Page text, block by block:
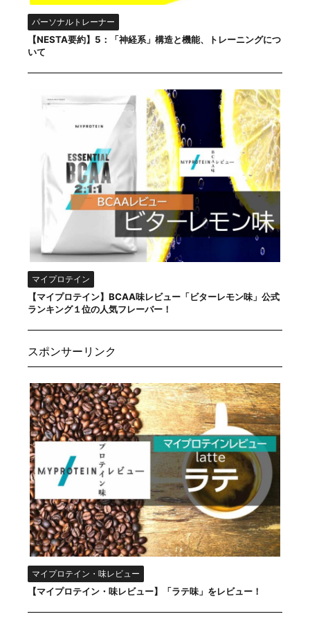
パーソナルトレーナー
【NESTA要約】5：「神経系」構造と機能、トレーニングにつ
いて
マイプロテイン
【マイプロテイン】BCAA味レビュー「ビターレモン味」公式
ランキング１位の人気フレーバー！
スポンサーリンク
マイプロテイン・味レビュー
【マイプロテイン・味レビュー】「ラテ味」をレビュー！